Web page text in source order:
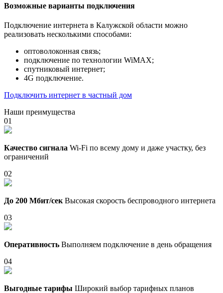
Возможные варианты подключения
Подключение интернета в Калужской области можно
реализовать несколькими способами:
оптоволоконная связь;
подключение по технологии WiMAX;
спутниковый интернет;
4G подключение.
Подключить интернет в частный дом
Наши преимущества
01
Качество сигнала Wi-Fi по всему дому и даже участку, без
ограничений
02
До 200 Мбит/сек Высокая скорость беспроводного интернета
03
Оперативность Выполняем подключение в день обращения
04
Выгодные тарифы Широкий выбор тарифных планов